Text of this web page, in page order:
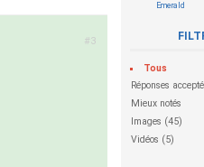
Emerald
Tous
Réponses
Mieux notés
Images (45)
Vidéos (5)
#3